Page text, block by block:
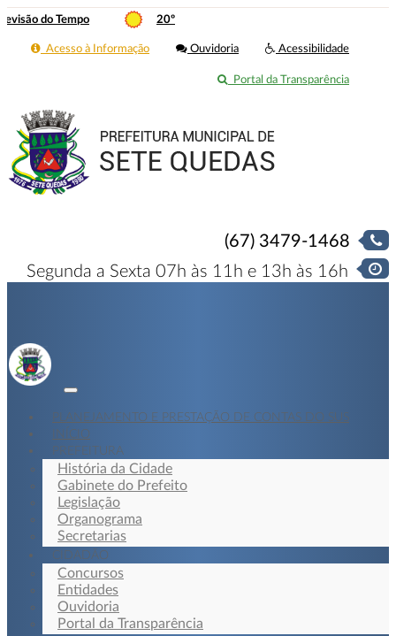
do Tempo 20º
Acessibilidade
Ouvidoria
Acesso à Informação
Portal da Transparência
(67) 3479-1468
Segunda a Sexta 07h às 11h e 13h às 16h
PLANEJAMENTO E PRESTAÇÃO DE CONTAS DO SUS
INÍCIO
PREFEITURA
História da Cidade
Gabinete do Prefeito
Legislação
Organograma
Secretarias
CIDADÃO
Concursos
Entidades
Ouvidoria
Portal da Transparência